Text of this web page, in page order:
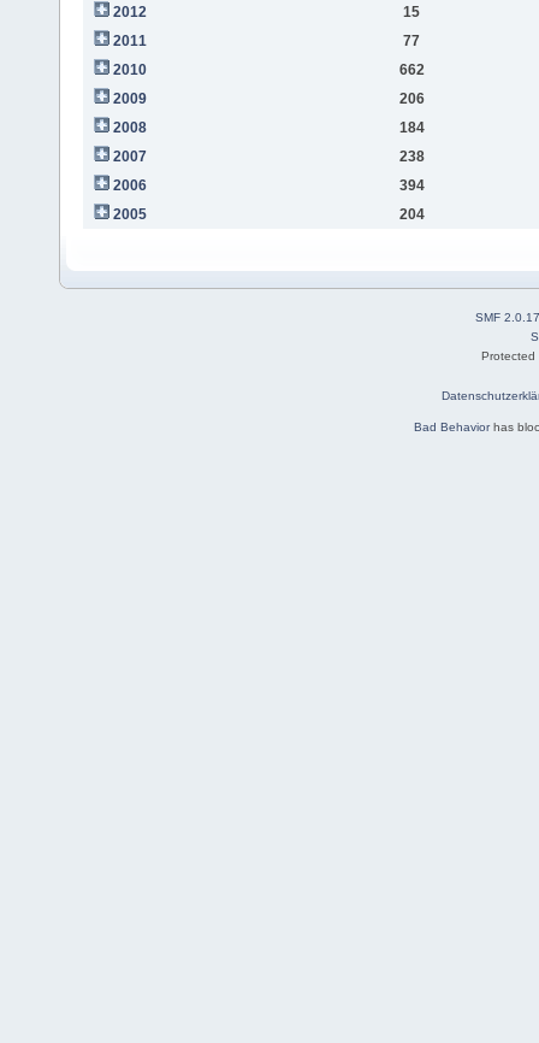
2012
15
2011
77
2010
662
2009
206
2008
184
2007
238
2006
394
2005
204
SMF 2.0.17
Bad Behaviorhas